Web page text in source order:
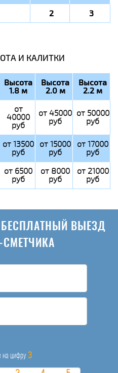
2 3
И КАЛИТКИ
Высота
1.8 м
Высота
2.0 м
Высота
2.2 м
от
40000
руб
от 45000
руб
от 50000
руб
от 13500
руб
от 15000
руб
от 17000
руб
от 6500
руб
от 8000
руб
от 21000
руб
БЕСПЛАТНЫЙ ВЫЕЗД
СМЕТЧИКА
на цифру 3